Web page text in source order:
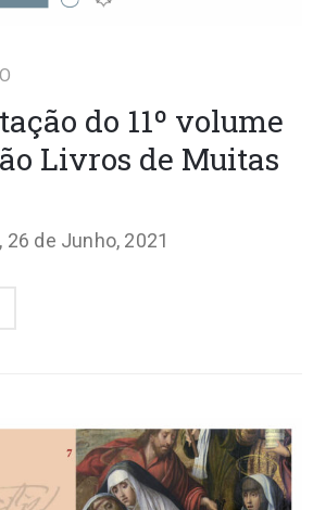
do 11º volume
Livros de Muitas
26 de Junho, 2021